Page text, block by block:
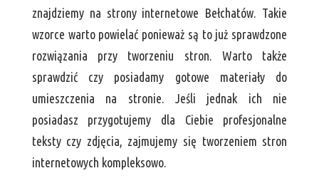
znajdziemy na strony internetowe Bełchatów. Takie
wzorce warto powielać ponieważ są to już sprawdzone
rozwiązania przy tworzeniu stron. Warto także
sprawdzić czy posiadamy gotowe materiały do
umieszczenia na stronie. Jeśli jednak ich nie
posiadasz przygotujemy dla Ciebie profesjonalne
teksty czy zdjęcia, zajmujemy się tworzeniem stron
internetowych kompleksowo.